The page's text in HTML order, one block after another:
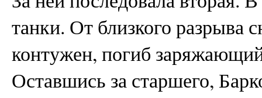
танки. От близкого разрыва
контужен, погиб
Оставшись за старшего,